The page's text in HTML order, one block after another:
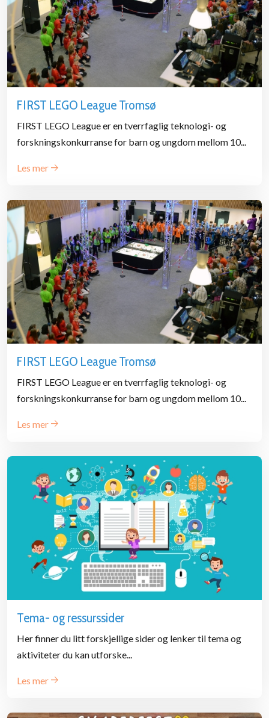
FIRST LEGO League Tromsø
FIRST LEGO League er en tverrfaglig teknologi- og
forskningskonkurranse for barn og ungdom mellom 10...
Les mer
FIRST LEGO League Tromsø
FIRST LEGO League er en tverrfaglig teknologi- og
forskningskonkurranse for barn og ungdom mellom 10...
Les mer
Tema- og ressurssider
Her finner du litt forskjellige sider og lenker til tema og
aktiviteter du kan utforske...
Les mer